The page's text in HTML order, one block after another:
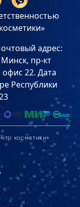
адрес:
Минск, пр-кт
22. Дата
Республики
косметики»